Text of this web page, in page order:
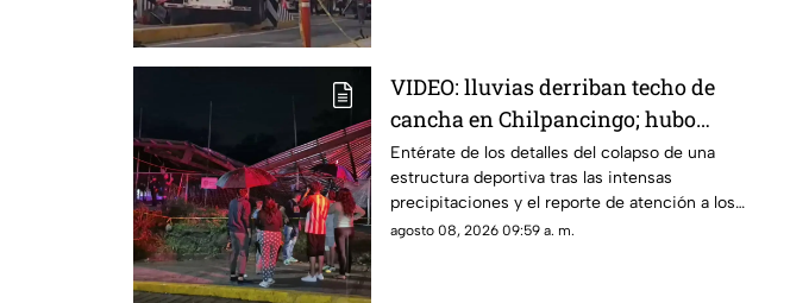
VIDEO: lluvias derriban techo de
cancha en Chilpancingo; hubo
lesionados
Entérate de los detalles del colapso de una
estructura deportiva tras las intensas
precipitaciones y el reporte de atención a los
afectados.
agosto 08, 2026 09:59 a. m.